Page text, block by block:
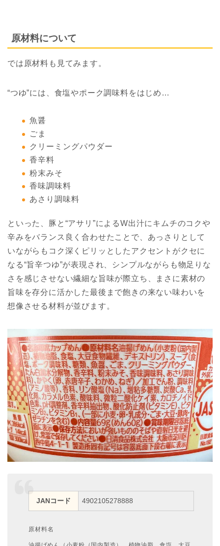
原材料について
では原材料も見てみます。
“つゆ”には、食塩やポーク調味料をはじめ…
魚醤
ごま
クリーミングパウダー
香辛料
粉末みそ
香味調味料
あさり調味料
といった、豚と“アサリ”によるW出汁にキムチのコクや
辛みをバランス良く合わせたことで、あっさりとして
いながらもコク深くピリッとしたアクセントがクセに
なる“旨辛つゆ”が表現され、シンプルながらも物足りな
さを感じさせない繊細な旨味が際立ち、まさに素材の
旨味を存分に活かした最後まで飽きの来ない味わいを
想像させる材料が並びます。
JANコード 4902105278888
原材料名